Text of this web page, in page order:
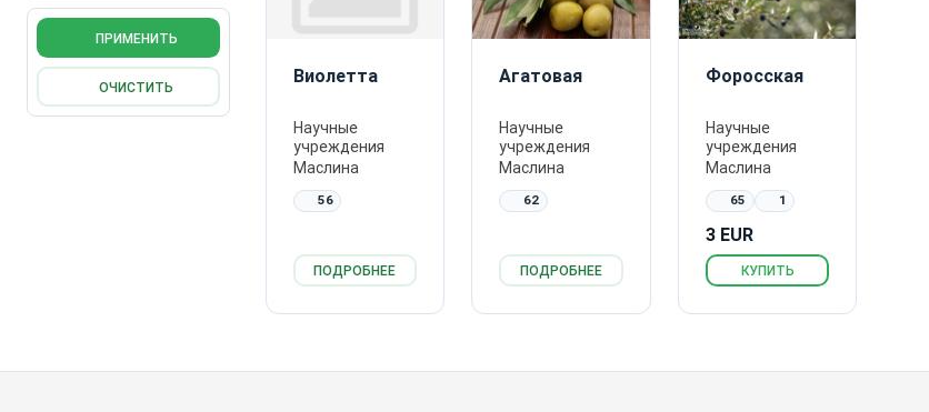
ПРИМЕНИТЬ
ОЧИСТИТЬ
Виолетта
Научные
учреждения
Маслина
56
ПОДРОБНЕЕ
Агатовая
Научные
учреждения
Маслина
62
ПОДРОБНЕЕ
Форосская
Научные
учреждения
Маслина
65 1
3 EUR
КУПИТЬ